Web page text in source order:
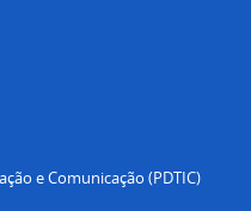
enviados pelos
a Unidade.
os serviços do catálogo
sobre o nome do serviço
web
e Comunicação (PDTIC)